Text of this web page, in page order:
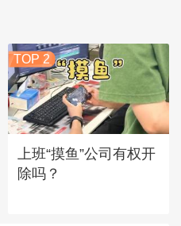
TOP 2
上班“摸鱼”公司有权开
除吗？